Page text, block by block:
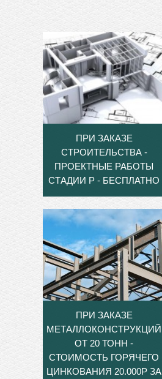
ПРИ ЗАКАЗЕ
СТРОИТЕЛЬСТВА -
ПРОЕКТНЫЕ РАБОТЫ
СТАДИИ Р - БЕСПЛАТНО
ПРИ ЗАКАЗЕ
МЕТАЛЛОКОНСТРУКЦИЙ
ОТ 20 ТОНН -
СТОИМОСТЬ ГОРЯЧЕГО
ЦИНКОВАНИЯ 20.000Р ЗА